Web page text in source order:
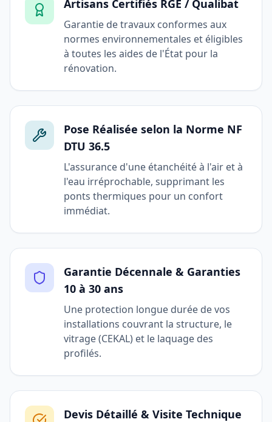
Artisans Certifiés RGE / Qualibat
Garantie de travaux conformes aux
normes environnementales et éligibles
à toutes les aides de l'État pour la
rénovation.
Pose Réalisée selon la Norme NF
DTU 36.5
L'assurance d'une étanchéité à l'air et à
l'eau irréprochable, supprimant les
ponts thermiques pour un confort
immédiat.
Garantie Décennale & Garanties
10 à 30 ans
Une protection longue durée de vos
installations couvrant la structure, le
vitrage (CEKAL) et le laquage des
profilés.
Devis Détaillé & Visite Technique